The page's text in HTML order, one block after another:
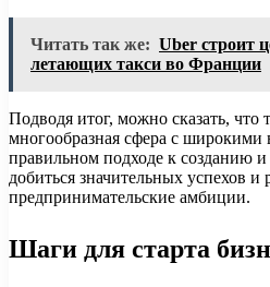
Читать так же: Uber строит
летающих такси во Франции
Подводя итог, можно сказать, что
многообразная сфера с
правильном подходе к созданию
добиться значительных успехов и
предпринимательские амбиции.
Шаги для старта